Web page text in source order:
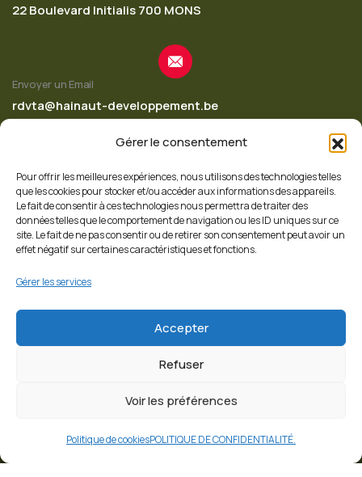
Gérer le consentement
Pour offrir les meilleures expériences, nous utilisons des technologies telles
que les cookies pour stocker et/ou accéder aux informations des appareils.
Le fait de consentir à ces technologies nous permettra de traiter des
données telles que le comportement de navigation ou les ID uniques sur ce
site. Le fait de ne pas consentir ou de retirer son consentement peut avoir un
effet négatif sur certaines caractéristiques et fonctions.
Gérer les services
Accepter
Refuser
Voir les préférences
Politique de cookiesPOLITIQUE DE CONFIDENTIALITÉ.
22 Boulevard Initialis 700 MONS
Envoyer un Email
rdvta@hainaut-developpement.be
Appelez-nous
+32 65 342 620
Suivez nous
© 2026 Copyrights Hainaut Développement